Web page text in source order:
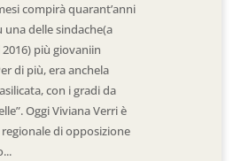
compirà quarant’anni
una delle sindache(a
2016) più giovaniin
di più, era anchela
con i gradi da
Oggi Viviana Verri è
di opposizione